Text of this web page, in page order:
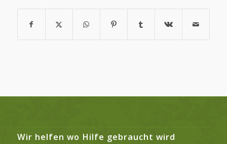
Wir helfen wo Hilfe gebraucht wird